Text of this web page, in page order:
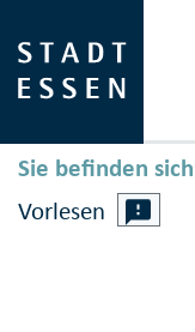
Sie befinden
Vorlesen